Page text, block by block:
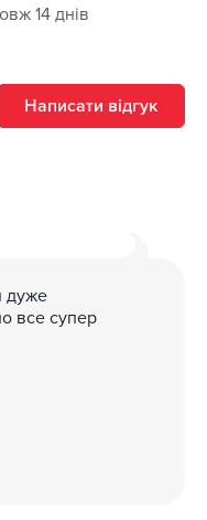
14 днів
Написати відгук
дуже
все супер